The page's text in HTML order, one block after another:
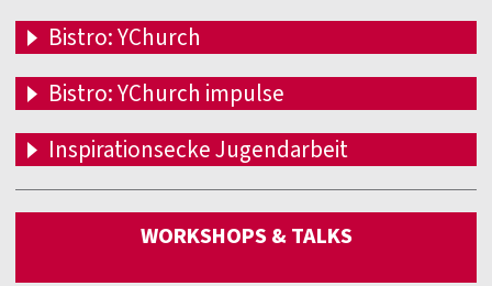
Bistro: YChurch
Bistro: YChurch impulse
Inspirationsecke Jugendarbeit
WORKSHOPS & TALKS